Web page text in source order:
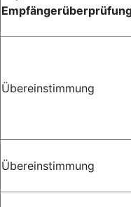
Übereinstimmung
Übereinstimmung